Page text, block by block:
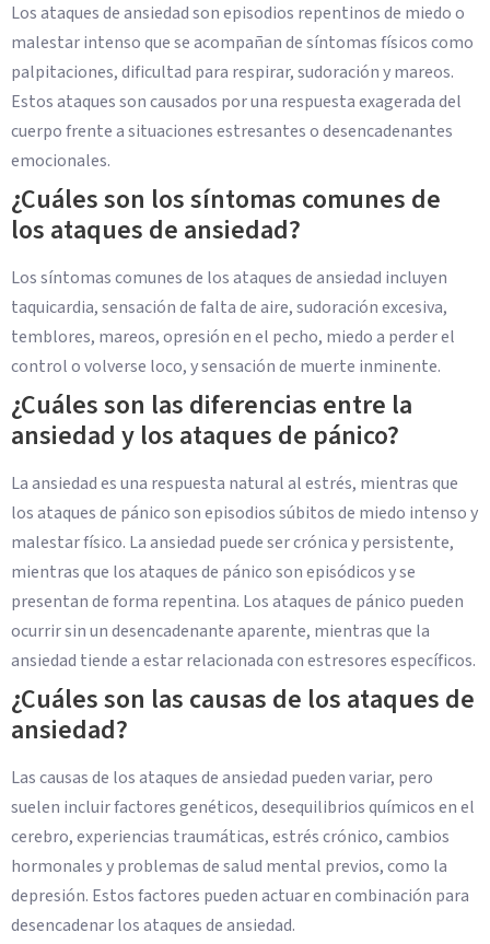
Los ataques de ansiedad son episodios repentinos de miedo o
malestar intenso que se acompañan de síntomas físicos como
palpitaciones, dificultad para respirar, sudoración y mareos.
Estos ataques son causados por una respuesta exagerada del
cuerpo frente a situaciones estresantes o desencadenantes
emocionales.
¿Cuáles son los síntomas comunes de
los ataques de ansiedad?
Los síntomas comunes de los ataques de ansiedad incluyen
taquicardia, sensación de falta de aire, sudoración excesiva,
temblores, mareos, opresión en el pecho, miedo a perder el
control o volverse loco, y sensación de muerte inminente.
¿Cuáles son las diferencias entre la
ansiedad y los ataques de pánico?
La ansiedad es una respuesta natural al estrés, mientras que
los ataques de pánico son episodios súbitos de miedo intenso y
malestar físico. La ansiedad puede ser crónica y persistente,
mientras que los ataques de pánico son episódicos y se
presentan de forma repentina. Los ataques de pánico pueden
ocurrir sin un desencadenante aparente, mientras que la
ansiedad tiende a estar relacionada con estresores específicos.
¿Cuáles son las causas de los ataques de
ansiedad?
Las causas de los ataques de ansiedad pueden variar, pero
suelen incluir factores genéticos, desequilibrios químicos en el
cerebro, experiencias traumáticas, estrés crónico, cambios
hormonales y problemas de salud mental previos, como la
depresión. Estos factores pueden actuar en combinación para
desencadenar los ataques de ansiedad.